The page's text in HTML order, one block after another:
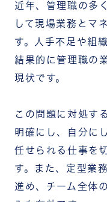
近年、管理職の多
して現場業務とマ
す。人手不足や組
結果的に管理職の
現状です。
この問題に対処す
明確にし、自分に
任せられる仕事を
す。また、定型業
進め、チーム全体